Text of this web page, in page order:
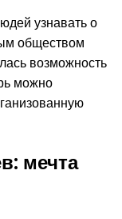
узнавать о
обществом
возможность
можно
мечта